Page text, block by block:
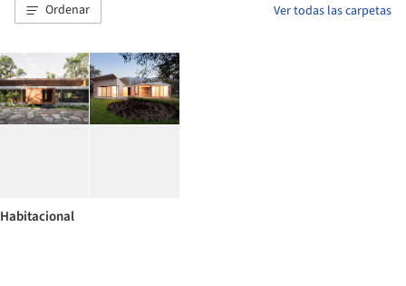
Ordenar Ver todas las carpetas
Habitacional